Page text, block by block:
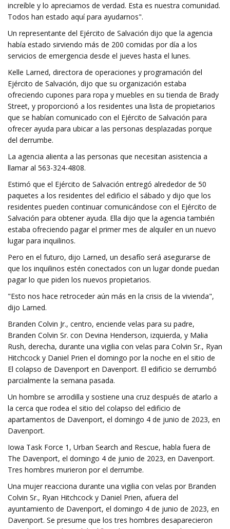
increíble y lo apreciamos de verdad. Esta es nuestra comunidad.
Todos han estado aquí para ayudarnos".
Un representante del Ejército de Salvación dijo que la agencia
había estado sirviendo más de 200 comidas por día a los
servicios de emergencia desde el jueves hasta el lunes.
Kelle Larned, directora de operaciones y programación del
Ejército de Salvación, dijo que su organización estaba
ofreciendo cupones para ropa y muebles en su tienda de Brady
Street, y proporcionó a los residentes una lista de propietarios
que se habían comunicado con el Ejército de Salvación para
ofrecer ayuda para ubicar a las personas desplazadas porque
del derrumbe.
La agencia alienta a las personas que necesitan asistencia a
llamar al 563-324-4808.
Estimó que el Ejército de Salvación entregó alrededor de 50
paquetes a los residentes del edificio el sábado y dijo que los
residentes pueden continuar comunicándose con el Ejército de
Salvación para obtener ayuda. Ella dijo que la agencia también
estaba ofreciendo pagar el primer mes de alquiler en un nuevo
lugar para inquilinos.
Pero en el futuro, dijo Larned, un desafío será asegurarse de
que los inquilinos estén conectados con un lugar donde puedan
pagar lo que piden los nuevos propietarios.
"Esto nos hace retroceder aún más en la crisis de la vivienda",
dijo Larned.
Branden Colvin Jr., centro, enciende velas para su padre,
Branden Colvin Sr. con Devina Henderson, izquierda, y Malia
Rush, derecha, durante una vigilia con velas para Colvin Sr., Ryan
Hitchcock y Daniel Prien el domingo por la noche en el sitio de
El colapso de Davenport en Davenport. El edificio se derrumbó
parcialmente la semana pasada.
Un hombre se arrodilla y sostiene una cruz después de atarlo a
la cerca que rodea el sitio del colapso del edificio de
apartamentos de Davenport, el domingo 4 de junio de 2023, en
Davenport.
Iowa Task Force 1, Urban Search and Rescue, habla fuera de
The Davenport, el domingo 4 de junio de 2023, en Davenport.
Tres hombres murieron por el derrumbe.
Una mujer reacciona durante una vigilia con velas por Branden
Colvin Sr., Ryan Hitchcock y Daniel Prien, afuera del
ayuntamiento de Davenport, el domingo 4 de junio de 2023, en
Davenport. Se presume que los tres hombres desaparecieron